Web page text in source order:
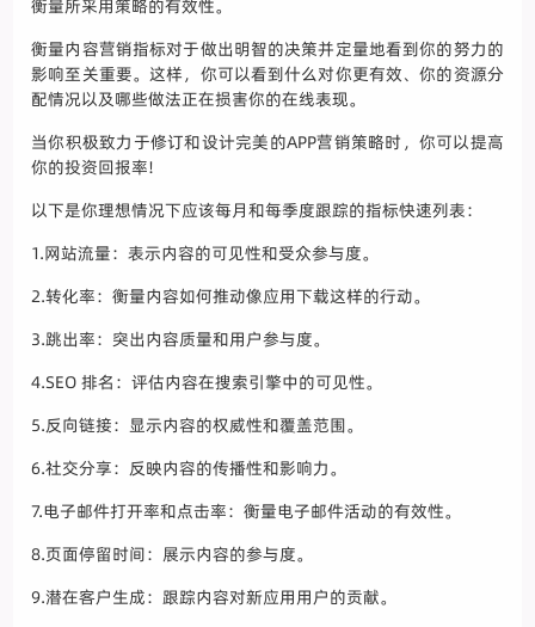
衡量所采用策略的有效性。
衡量内容营销指标对于做出明智的决策并定量地看到你的努力的
影响至关重要。这样，你可以看到什么对你更有效、你的资源分
配情况以及哪些做法正在损害你的在线表现。
当你积极致力于修订和设计完美的APP营销策略时，你可以提高
你的投资回报率!
以下是你理想情况下应该每月和每季度跟踪的指标快速列表：
1.网站流量：表示内容的可见性和受众参与度。
2.转化率：衡量内容如何推动像应用下载这样的行动。
3.跳出率：突出内容质量和用户参与度。
4.SEO 排名：评估内容在搜索引擎中的可见性。
5.反向链接：显示内容的权威性和覆盖范围。
6.社交分享：反映内容的传播性和影响力。
7.电子邮件打开率和点击率：衡量电子邮件活动的有效性。
8.页面停留时间：展示内容的参与度。
9.潜在客户生成：跟踪内容对新应用用户的贡献。